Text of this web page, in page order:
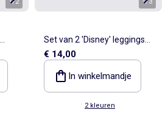
Set van 2 'Disney' leggings
van jerseytricot
€ 14,00
In winkelmandje
2 kleuren